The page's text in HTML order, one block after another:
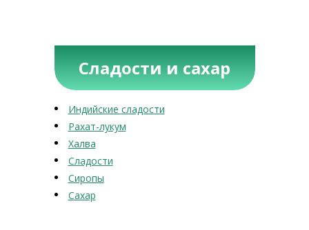
Сладости и сахар
Индийские сладости
Рахат-лукум
Халва
Сладости
Сиропы
Сахар